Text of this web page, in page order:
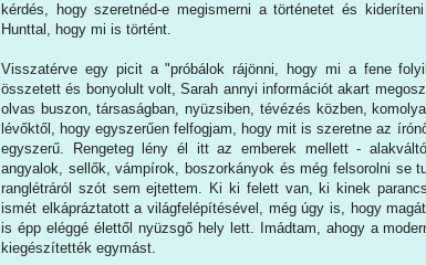
kérdés, hogy szeretnéd-e megismerni a történetet és
Hunttal, hogy mi is történt.
Visszatérve egy picit a "próbálok rájönni, hogy mi a fene
összetett és bonyolult volt, Sarah annyi információt akart
olvas buszon, társaságban, nyüzsiben, tévézés közben,
lévőktől, hogy egyszerűen felfogjam, hogy mit is szeretne az
egyszerű. Rengeteg lény él itt az emberek mellett -
angyalok, sellők, vámpírok, boszorkányok és még felsorolni se
ranglétráról szót sem ejtettem. Ki ki felett van, ki kinek
ismét elkápráztatott a világfelépítésével, még úgy is, hogy
is épp eléggé élettől nyüzsgő hely lett. Imádtam, ahogy a
kiegészítették egymást.